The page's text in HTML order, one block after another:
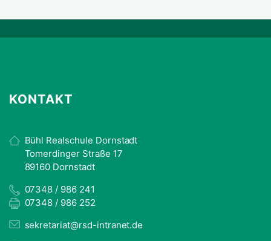
KONTAKT
Bühl Realschule Dornstadt
Tomerdinger Straße 17
89160 Dornstadt
07348 / 986 241
07348 / 986 252
sekretariat@rsd-intranet.de